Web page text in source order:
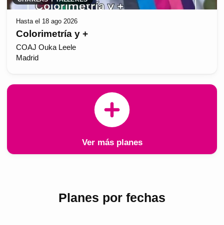
Hasta el 18 ago 2026
Colorimetría y +
COAJ Ouka Leele
Madrid
Ver más planes
Planes por fechas